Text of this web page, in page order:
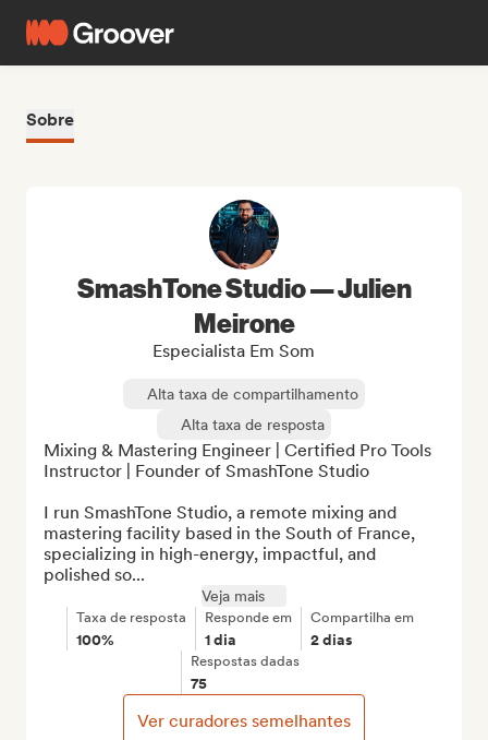
Sobre
SmashTone Studio — Julien
Meirone
Especialista Em Som
Alta taxa de compartilhamento
Alta taxa de resposta
Mixing & Mastering Engineer | Certified Pro Tools
Instructor | Founder of SmashTone Studio
I run SmashTone Studio, a remote mixing and
mastering facility based in the South of France,
specializing in high-energy, impactful, and
polished so...
Veja mais
Taxa de resposta
100%
Responde em
1 dia
Compartilha em
2 dias
Respostas dadas
75
Ver curadores semelhantes